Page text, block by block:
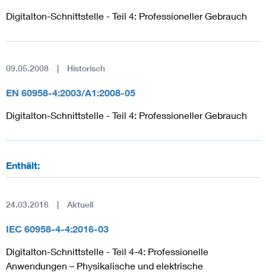
Digitalton-Schnittstelle - Teil 4: Professioneller Gebrauch
09.05.2008 Historisch
EN 60958-4:2003/A1:2008-05
Digitalton-Schnittstelle - Teil 4: Professioneller Gebrauch
Enthält:
24.03.2016 Aktuell
IEC 60958-4-4:2016-03
Digitalton-Schnittstelle - Teil 4-4: Professionelle
Anwendungen – Physikalische und elektrische